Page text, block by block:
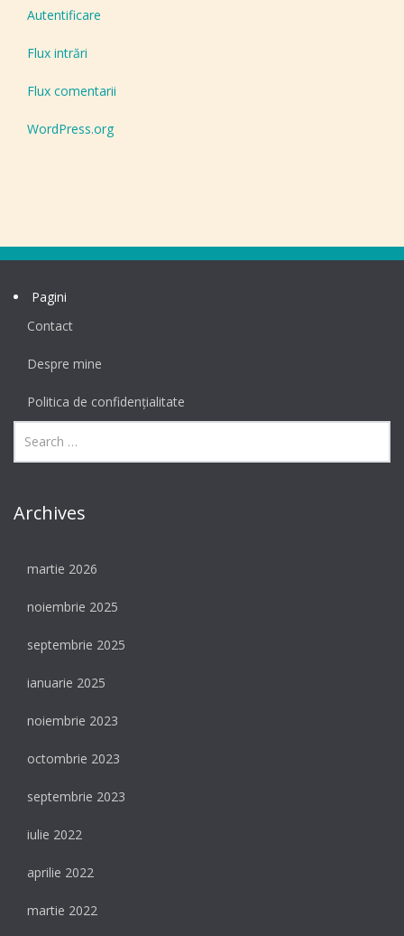
Autentificare
Flux intrări
Flux comentarii
WordPress.org
Pagini
Contact
Despre mine
Politica de confidențialitate
Archives
martie 2026
noiembrie 2025
septembrie 2025
ianuarie 2025
noiembrie 2023
octombrie 2023
septembrie 2023
iulie 2022
aprilie 2022
martie 2022